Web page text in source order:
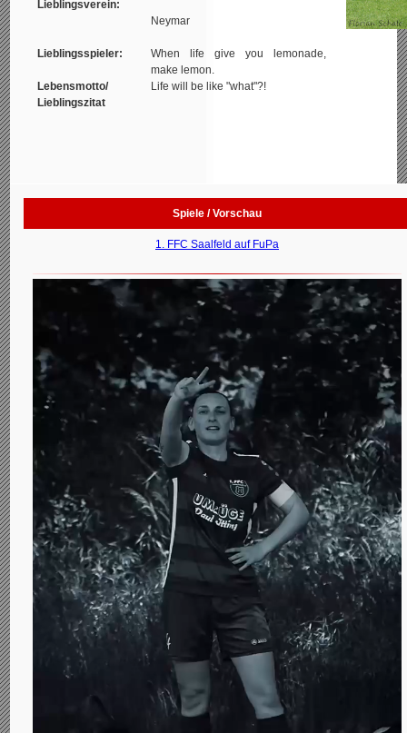
Lieblingsverein:
Lieblingsspieler:
Lebensmotto/
Lieblingszitat
Neymar
When life give you lemonade,
make lemon.
Life will be like "what"?!
Spiele / Vorschau
1. FFC Saalfeld auf FuPa